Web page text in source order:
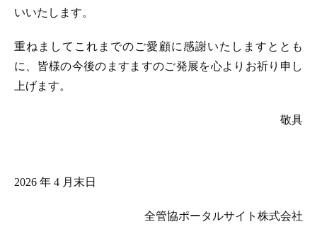
いいたします。
重ねましてこれまでのご愛顧に感謝いたしますととも
に、皆様の今後のますますのご発展を心よりお祈り申し
上げます。
敬具
2026 年 4 月末日
全管協ポータルサイト株式会社